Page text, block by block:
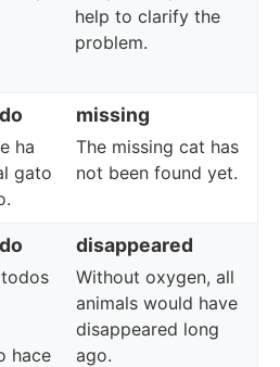
help to clarify the
problem.
missing
ha
gato
The missing cat has
not been found yet.
disappeared
hace
Without oxygen, all
animals would have
disappeared long
ago.